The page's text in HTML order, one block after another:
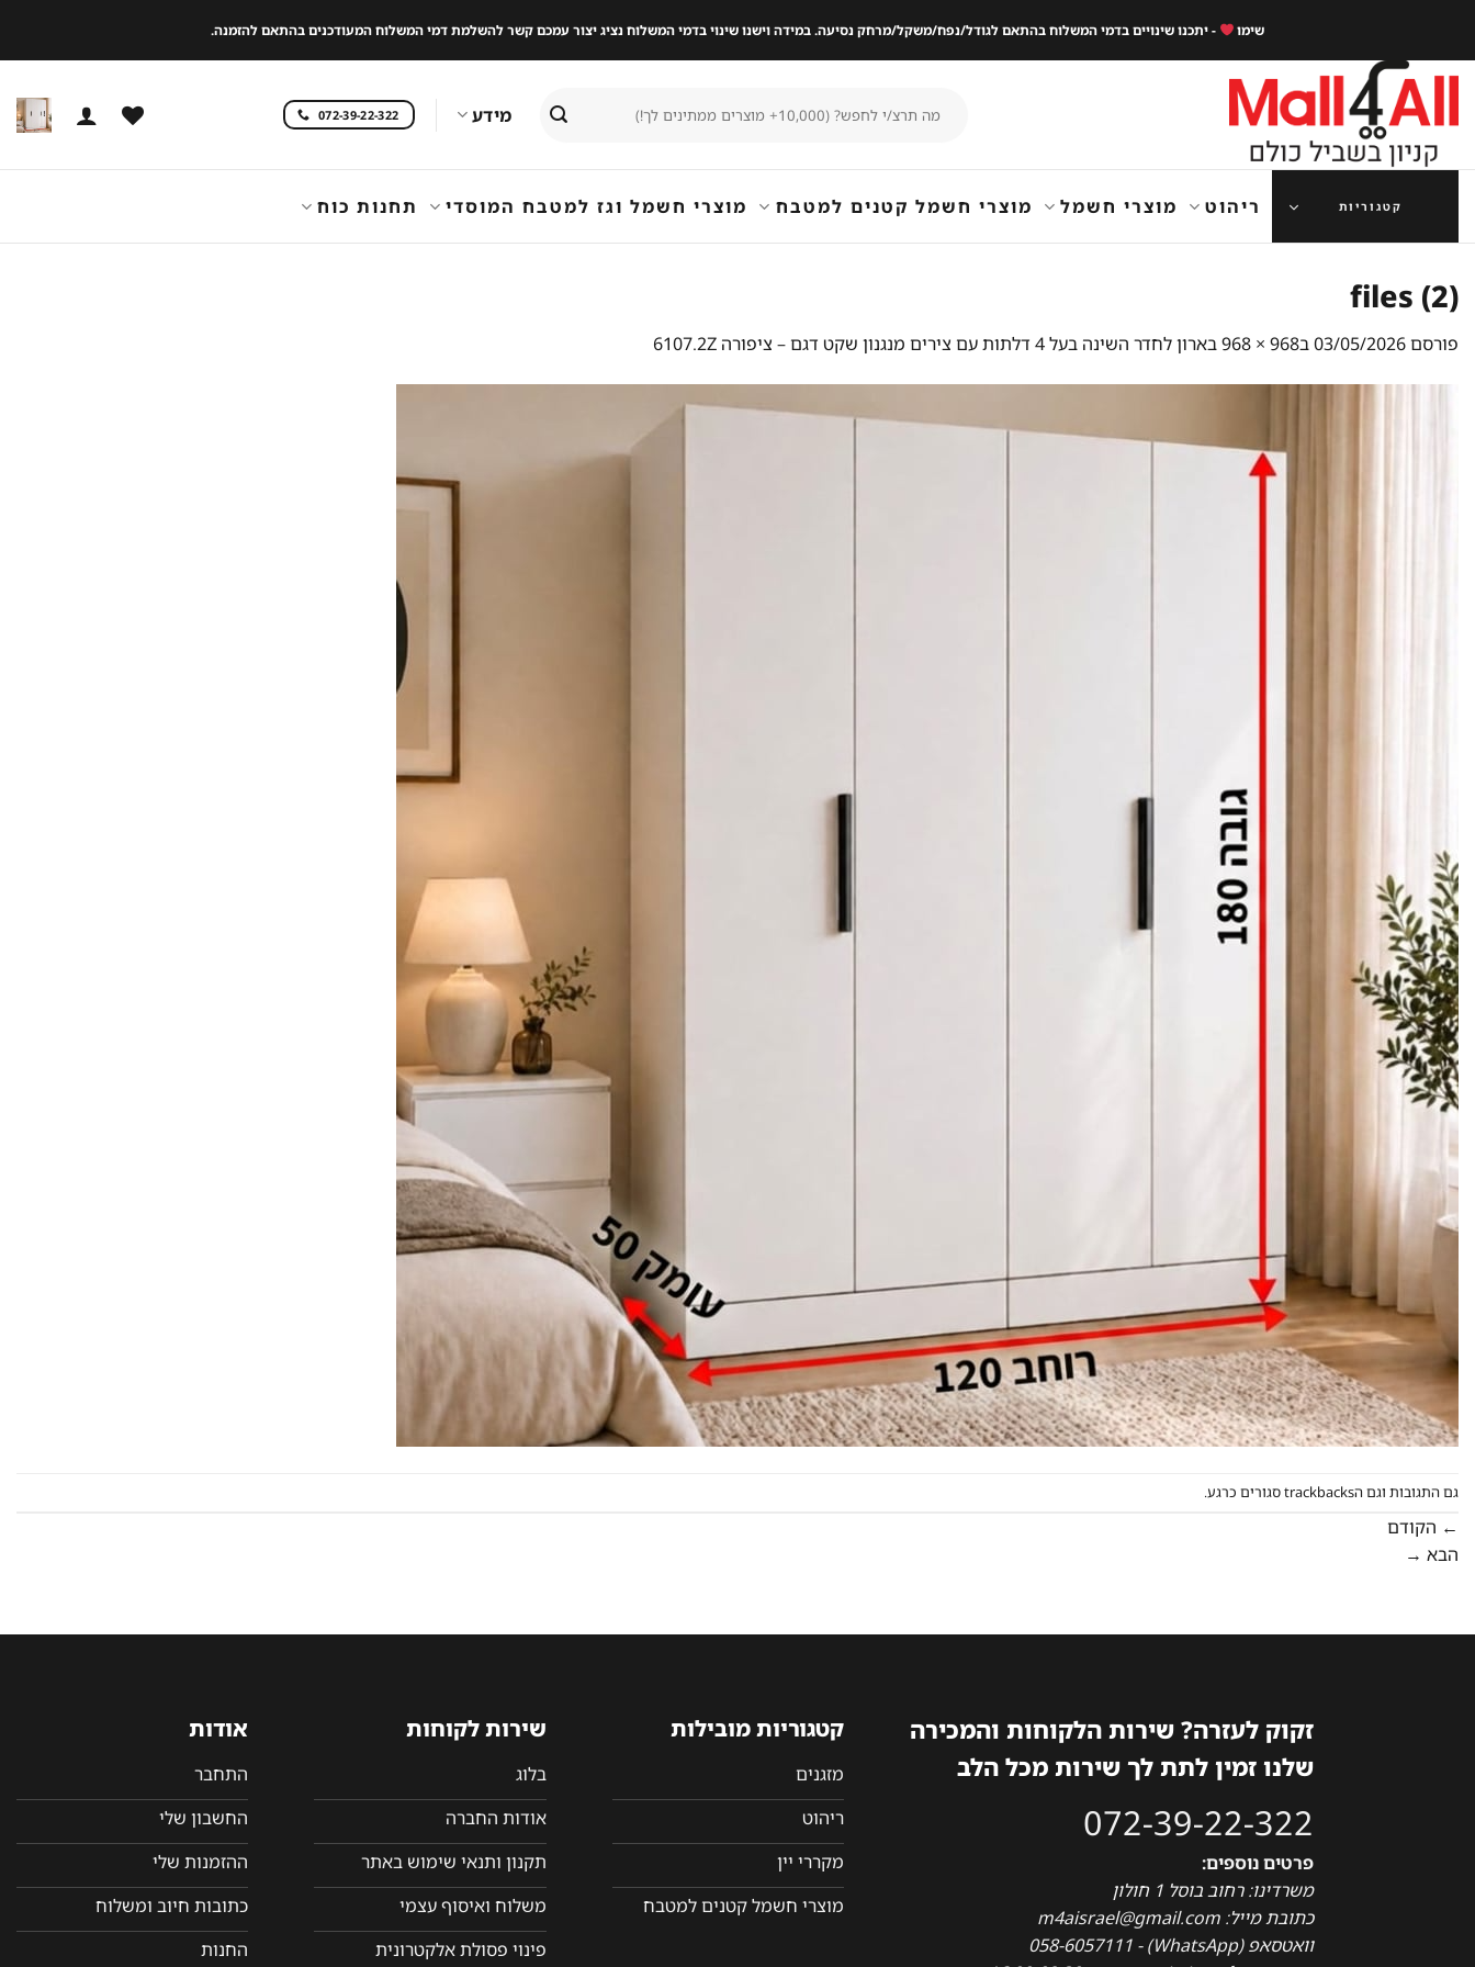
content
שימו - יתכנו שינויים בדמי המשלוח בהתאם לגודל/נפח/משקל/מרחק נסיעה. במידה וישנו שינוי בדמי המשלוח נציג יצור עמכם קשר להשלמת דמי המשלוח המעודכנים בהתאם להזמנה.
עבור:
מידע 072-39-22-322
קטגוריות ריהוט מוצרי חשמל מוצרי חשמל קטנים למטבח מוצרי חשמל וגז למטבח המוסדי תחנות כוח
files (2)
פורסם03/05/2026ב968 × 968 בארון לחדר השינה בעל 4 דלתות עם צירים מנגנון שקט דגם – ציפורה 6107.2Z
גם התגובות וגם הtrackbacks סגורים כרגע.
← הקודם
הבא →
זקוק לעזרה? שירות הלקוחות והמכירה
שלנו זמין לתת לך שירות מכל הלב
072-39-22-322
פרטים נוספים:
משרדינו: רחוב בוסל 1 חולון
כתובת מייל: m4aisrael@gmail.com
וואטסאפ (WhatsApp) - 058-6057111
קטגוריות מובילות
מזגנים
ריהוט
מקררי יין
מוצרי חשמל קטנים למטבח
שירות לקוחות
בלוג
אודות החברה
תקנון ותנאי שימוש באתר
משלוח ואיסוף עצמי
פינוי פסולת אלקטרונית
אודות
התחבר
החשבון שלי
ההזמנות שלי
כתובות חיוב ומשלוח
החנות